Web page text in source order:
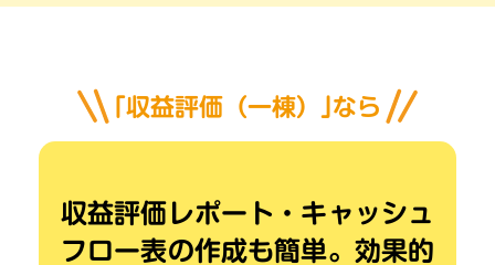
｢収益評価（一棟）｣なら
収益評価レポート・キャッシュ
フロー表の作成も簡単。効果的